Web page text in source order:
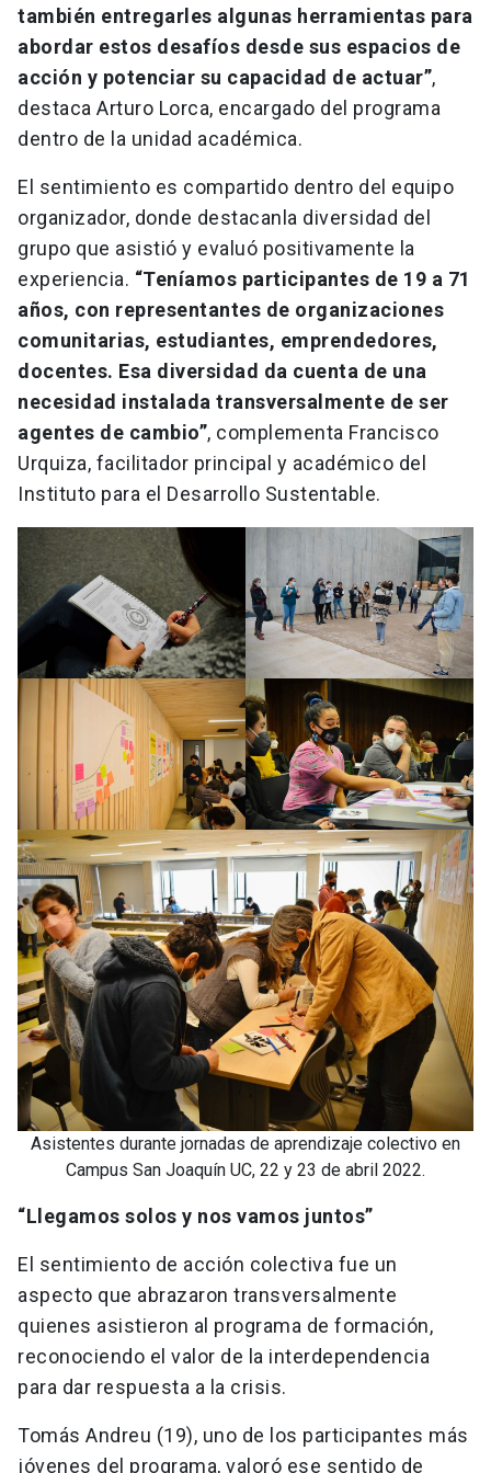
también entregarles algunas herramientas para
abordar estos desafíos desde sus espacios de
acción y potenciar su capacidad de actuar”,
destaca Arturo Lorca, encargado del programa
dentro de la unidad académica.
El sentimiento es compartido dentro del equipo
organizador, donde destacanla diversidad del
grupo que asistió y evaluó positivamente la
experiencia. “Teníamos participantes de 19 a 71
años, con representantes de organizaciones
comunitarias, estudiantes, emprendedores,
docentes. Esa diversidad da cuenta de una
necesidad instalada transversalmente de ser
agentes de cambio”, complementa Francisco
Urquiza, facilitador principal y académico del
Instituto para el Desarrollo Sustentable.
Asistentes durante jornadas de aprendizaje colectivo en
Campus San Joaquín UC, 22 y 23 de abril 2022.
“Llegamos solos y nos vamos juntos”
El sentimiento de acción colectiva fue un
aspecto que abrazaron transversalmente
quienes asistieron al programa de formación,
reconociendo el valor de la interdependencia
para dar respuesta a la crisis.
Tomás Andreu (19), uno de los participantes más
jóvenes del programa, valoró ese sentido de